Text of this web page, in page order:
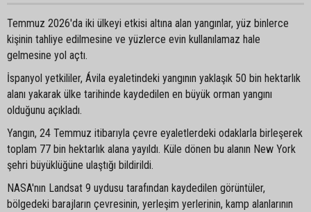
Temmuz 2026'da iki ülkeyi etkisi altına alan yangınlar, yüz binlerce
kişinin tahliye edilmesine ve yüzlerce evin kullanılamaz hale
gelmesine yol açtı.
İspanyol yetkililer, Ávila eyaletindeki yangının yaklaşık 50 bin hektarlık
alanı yakarak ülke tarihinde kaydedilen en büyük orman yangını
olduğunu açıkladı.
Yangın, 24 Temmuz itibarıyla çevre eyaletlerdeki odaklarla birleşerek
toplam 77 bin hektarlık alana yayıldı. Küle dönen bu alanın New York
şehri büyüklüğüne ulaştığı bildirildi.
NASA'nın Landsat 9 uydusu tarafından kaydedilen görüntüler,
bölgedeki barajların çevresinin, yerleşim yerlerinin, kamp alanlarının